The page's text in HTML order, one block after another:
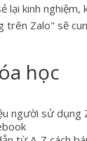
lại kinh
trên Zalo" sẽ
học
người sử dụng